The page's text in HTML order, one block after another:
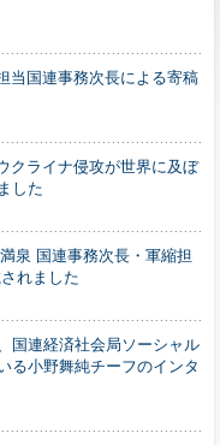
当国連事務次長による寄稿
ライナ侵攻が世界に及ぼ
した
泉 国連事務次長・軍縮担
れました
国連経済社会局ソーシャル
る小野舞純チーフのインタ